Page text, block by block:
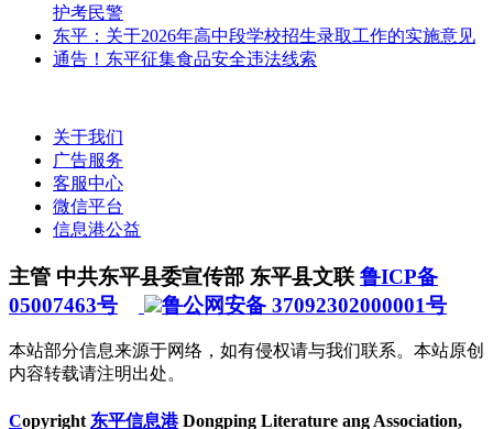
护考民警
东平：关于2026年高中段学校招生录取工作的实施意见
通告！东平征集食品安全违法线索
关于我们
广告服务
客服中心
微信平台
信息港公益
主管 中共东平县委宣传部 东平县文联 鲁ICP备
05007463号
鲁公网安备 37092302000001号
本站部分信息来源于网络，如有侵权请与我们联系。本站原创
内容转载请注明出处。
Copyright 东平信息港Dongping Literature ang Association,